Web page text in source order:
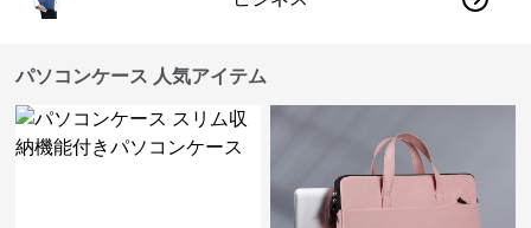
パソコンケース 人気アイテム